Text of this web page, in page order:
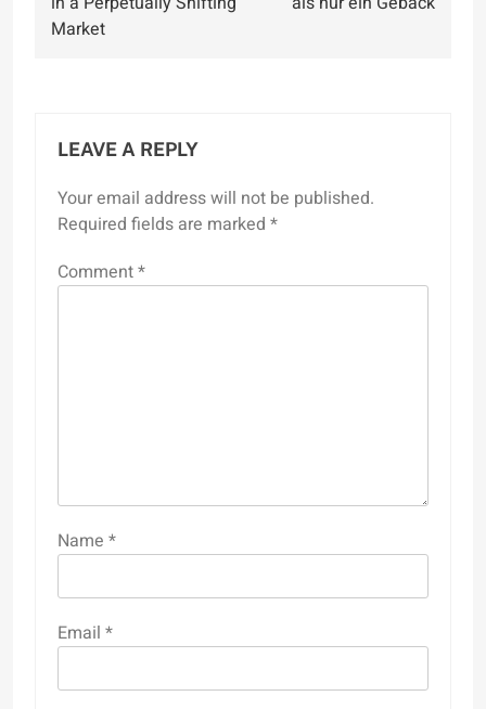
Market
LEAVE A REPLY
Your email address will not be published.
Required fields are marked *
Comment*
Name *
Email *